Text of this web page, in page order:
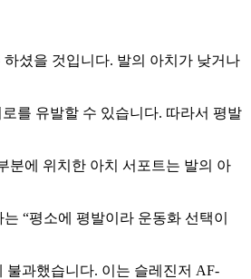
셨을 것입니다. 발의 아치가 낮거나
를 유발할 수 있습니다. 따라서 평발
분에 위치한 아치 서포트는 발의 아
“평소에 평발이라 운동화 선택이
불과했습니다. 이는 슬레진저 AF-